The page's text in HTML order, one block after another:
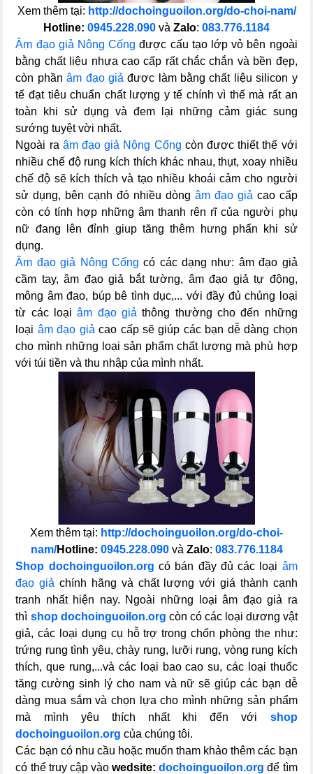
Xem thêm tại: http://dochoinguoilon.org/do-choi-nam/
Hotline: 0945.228.090 và Zalo: 083.776.1184
Âm đạo giả Nông Cống được cấu tạo lớp vỏ bên ngoài
bằng chất liệu nhựa cao cấp rất chắc chắn và bền đẹp,
còn phầnâm đạo giả được làm bằng chất liệu silicon y
tế đạt tiêu chuẩn chất lượng y tế chính vì thế mà rất an
toàn khi sử dụng và đem lại những cảm giác sung
sướng tuyệt vời nhất.
Ngoài ra âm đạo giả Nông Cống còn được thiết thế với
nhiều chế độ rung kích thích khác nhau, thụt, xoay nhiều
chế độ sẽ kích thích và tạo nhiều khoái cảm cho người
sử dụng, bên cạnh đó nhiều dòng âm đạo giả cao cấp
còn có tính hợp những âm thanh rên rĩ của người phụ
nữ đang lên đỉnh giup tăng thêm hưng phấn khi sử
dụng.
Âm đạo giả Nông Cống có các dạng như: âm đạo giả
cầm tay, âm đạo giả bắt tường, âm đạo giả tự động,
mông âm đao, búp bê tình dục,... với đầy đủ chủng loại
từ các loạiâm đạo giả thông thường cho đến những
loại âm đạo giả cao cấp sẽ giúp các bạn dễ dàng chọn
cho mình những loại sản phẩm chất lượng mà phù hợp
với túi tiền và thu nhập của mình nhất.
Xem thêm tại: http://dochoinguoilon.org/do-choi-
nam/Hotline: 0945.228.090và Zalo: 083.776.1184
Shop dochoinguoilon.org có bán đầy đủ các loại âm
đạo giả chính hãng và chất lượng với giá thành cạnh
tranh nhất hiện nay. Ngoài những loại âm đạo giả ra
thì shop dochoinguoilon.org còn có các loại dương vật
giả, các loại dụng cụ hỗ trợ trong chốn phòng the như:
trứng rung tình yêu, chày rung, lưỡi rung, vòng rung kích
thích, que rung,...và các loại bao cao su, các loại thuốc
tăng cường sinh lý cho nam và nữ sẽ giúp các bạn dễ
dàng mua sắm và chọn lựa cho mình những sản phẩm
mà mình yêu thích nhất khi đến với shop
dochoinguoilon.org của chúng tôi.
Các bạn có nhu cầu hoặc muốn tham khảo thêm các bạn
có thể truy cập vàowedsite:dochoinguoilon.org để tìm